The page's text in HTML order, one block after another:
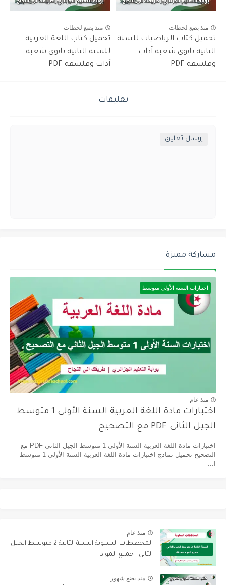
منذ بضع لحظات
تحميل كتاب الرياضيات للسنة
الثانية ثانوي شعبة آداب
وفلسفة PDF
منذ بضع لحظات
تحميل كتاب اللغة العربية
للسنة الثانية ثانوي شعبة
آداب وفلسفة PDF
تعليقات
إرسال تعليق
مشاركة مميزة
اختبارات السنة الأولى متوسط
منذ عام
اختبارات مادة اللغة العربية السنة الأولى 1 متوسط
الجيل الثاني PDF مع التصحيح
اختبارات مادة اللغة العربية السنة الأولى 1 متوسط الجيل الثاني PDF مع
التصحيح تحميل نماذج اختبارات مادة اللغة العربية السنة الأولى 1 متوسط
ا...
منذ عام
المخططات السنوية السنة الثانية 2 متوسط الجيل
الثاني - جميع المواد
منذ بضع شهور